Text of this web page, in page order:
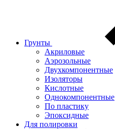
Грунты
Акриловые
Аэрозольные
Двухкомпонентные
Изоляторы
Кислотные
Однокомпонентные
По пластику
Эпоксидные
Для полировки